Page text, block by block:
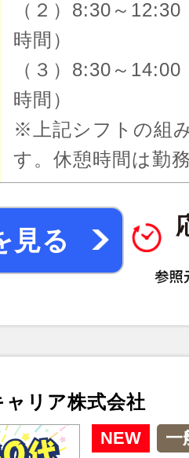
（２）8:30～
時間）
（３）8:30～
時間）
※上記シフトの組
す。休憩時間は勤
見る
リア株式会社
NEW 一